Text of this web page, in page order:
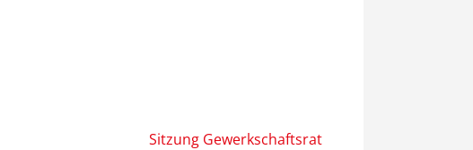
Sitzung Gewerkschaftsrat